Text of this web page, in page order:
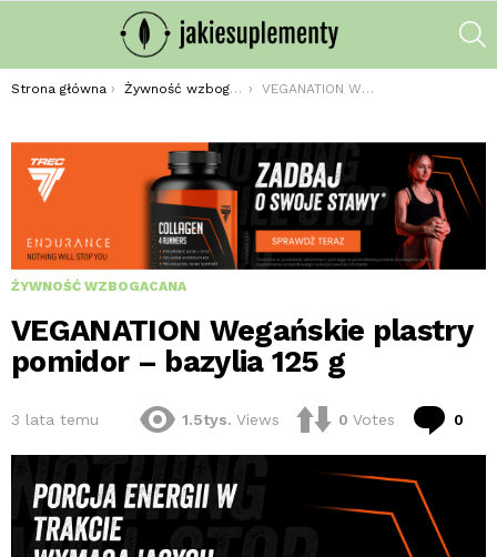
Jesteś tutaj:
Strona główna Żywność wzbogacana VEGANATION Wegańskie plastry pomidor – bazylia 125 g
ŻYWNOŚĆ WZBOGACANA
VEGANATION Wegańskie plastry
pomidor – bazylia 125 g
3 lata temu 1.5tys. Views 0 Votes 0